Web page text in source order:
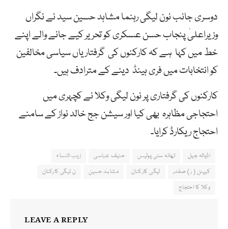
دوسری جانب نون لیگی رہنما مشاہد حسین سید نے نگراں
وزیراعلیٰ پنجاب حسن عسکری کو تحریر کیے جانے والے اپنے
خط میں کہا ہے کہ کارکنوں کی گرفتاریاں سیاسی مخالفین
کو انتخابات میں فری ہینڈ دینے کے مترادف ہیں۔
کارکنوں کی گرفتاری پر نون لیگی وکلا نے کچہری میں
احتجاجی مظاہرہ بھی کیا اور سیشن جج خالد نواز کے سامنے
احتجاج ریکارڈ کرایا۔
اڈیالہ جیل تھانہ سٹی پولیس حنیف عباسی
زیب النساء
کیپٹن ( ر ) صفدر
لیگی کارکنان مشاہد حسین
ن لیگی کارکنان
وکلا کا احتجاج
LEAVE A REPLY